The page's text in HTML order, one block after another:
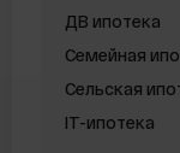
ДВ ипотека
Семейная
Сельская
IT-ипотека